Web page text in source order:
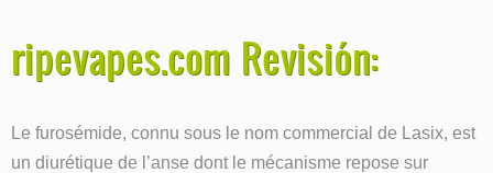
ripevapes.com Revisión:
Le furosémide, connu sous le nom commercial de Lasix, est
un diurétique de l’anse dont le mécanisme repose sur